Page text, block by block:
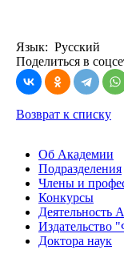
Язык: Русский
Поделиться в
Возврат к списку
Об Академии
Подразделения
Члены и
Конкурсы
Деятельность
Издательство
Доктора наук